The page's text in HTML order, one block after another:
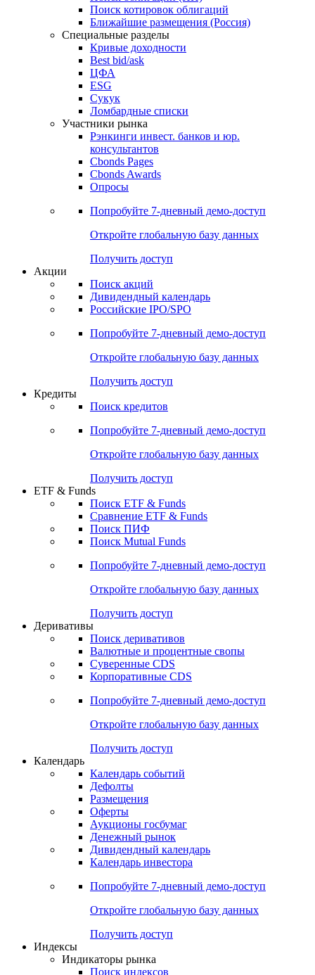
Облигации
Поиски
Поиск облигаций & Карты рынка
Поиск облигаций (ИИ)
Поиск котировок облигаций
Ближайшие размещения (Россия)
Специальные разделы
Кривые доходности
Best bid/ask
ЦФА
ESG
Сукук
Ломбардные списки
Участники рынка
Рэнкинги инвест. банков и юр.
Cbonds Pages
Опросы
Попробуйте7-дневный
Откройте глобальную базу данных
Получить доступ
Поиск акций
Российские IPO/SPO
Попробуйте7-дневный
Откройте глобальную базу данных
Получить доступ
Поиск кредитов
Попробуйте7-дневный
Откройте глобальную базу данных
Получить доступ
ETF & Funds
Сравнение ETF & Funds
Поиск Mutual Funds
Попробуйте7-дневный
Откройте глобальную базу данных
Получить доступ
Деривативы
Валютные и процентные свопы
Корпоративные CDS
Попробуйте7-дневный
Откройте глобальную базу данных
Получить доступ
Календарь
Календарь событий
Дефолты
Размещения
Оферты
Денежный рынок
Календарь инвестора
Попробуйте7-дневный
Откройте глобальную базу данных